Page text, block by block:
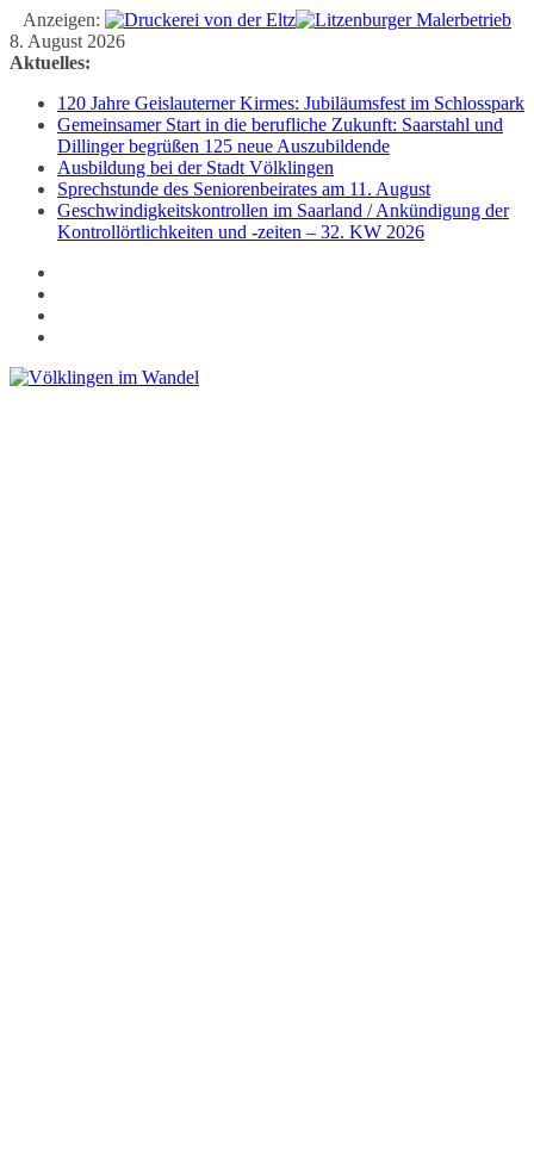
Anzeigen:
Zum
Inhalt
8. August 2026
Aktuelles:
120 Jahre Geislauterner Kirmes: Jubiläumsfest im Schlosspark
Gemeinsamer Start in die berufliche Zukunft: Saarstahl und
Dillinger begrüßen 125 neue Auszubildende
Ausbildung bei der Stadt Völklingen
Sprechstunde des Seniorenbeirates am 11. August
Geschwindigkeitskontrollen im Saarland / Ankündigung der
Kontrollörtlichkeiten und -zeiten – 32. KW 2026